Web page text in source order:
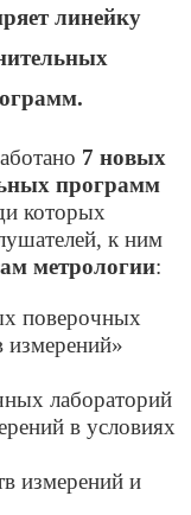
линейку
7 новых
программ
которых
к ним
метрологии:
поверочных
измерений»
лабораторий
в условиях
измерений и